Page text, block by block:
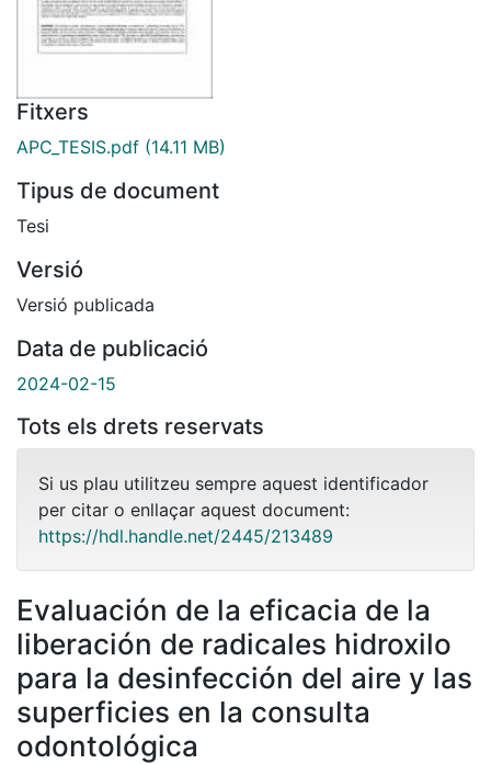
Fitxers
APC_TESIS.pdf (14.11 MB)
Tipus de document
Tesi
Versió
Versió publicada
Data de publicació
2024-02-15
Tots els drets reservats
Si us plau utilitzeu sempre aquest identificador
per citar o enllaçar aquest document:
https://hdl.handle.net/2445/213489
Evaluación de la eficacia de la
liberación de radicales hidroxilo
para la desinfección del aire y las
superficies en la consulta
odontológica